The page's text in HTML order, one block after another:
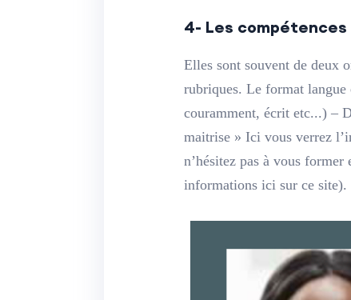
4- Les compétences
Elles sont souvent de deux
rubriques. Le format langue
couramment, écrit etc...) –
maitrise » Ici vous verrez
n’hésitez pas à vous
informations ici sur ce site).